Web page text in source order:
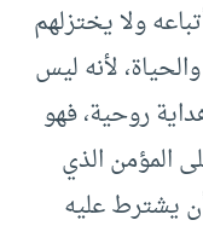
ولا يختزلهم
لأنه ليس
روحية، فهو
المؤمن الذي
يشترط عليه